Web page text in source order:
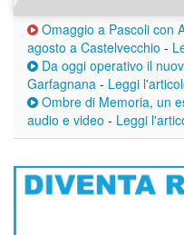
Omaggio a Pascoli con
agosto a Castelvecchio -
Da oggi operativo il
Garfagnana - Leggi
Ombre di Memoria, un
audio e video - Leggi